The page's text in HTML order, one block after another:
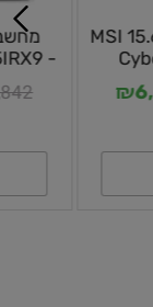
מחשב נייד גיימינג 15.6 MSI
Cyborg 15
6,408
לסל